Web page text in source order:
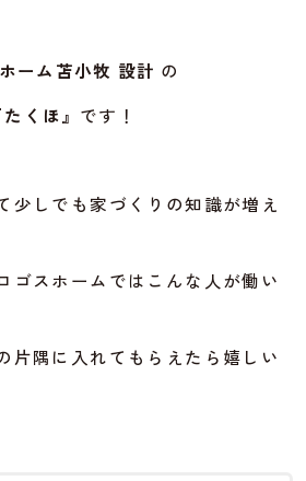
ーム苫小牧 設計 の
たくほ』 です！
少しでも家づくりの知識が増え
ゴスホームではこんな人が働い
片隅に入れてもらえたら嬉しい